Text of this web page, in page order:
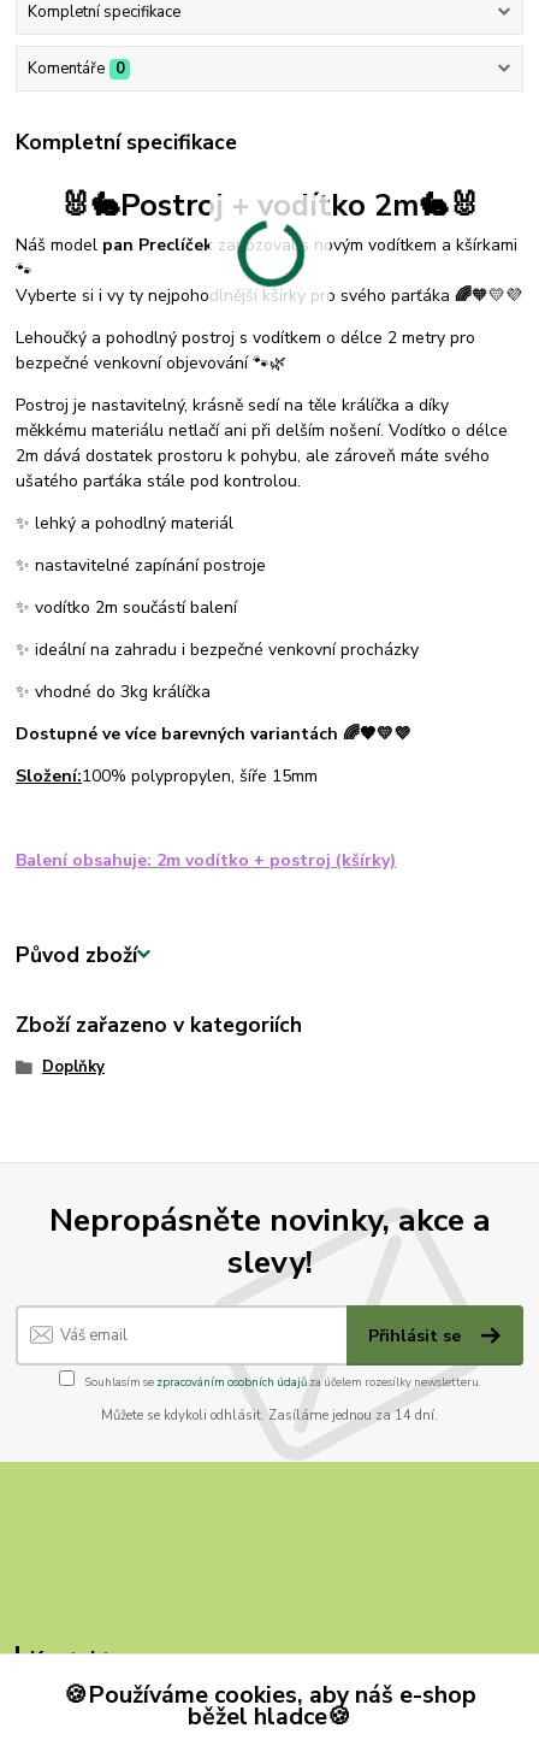
Kompletní specifikace
Komentáře 0
Kompletní specifikace
🐰🐇Postroj + vodítko 2m🐇🐰
Náš model pan Preclíček zapózoval s novým vodítkem a kšírkami
🐾
Vyberte si i vy ty nejpohodlnější kšírky pro svého parťáka🌈🧡💛💜
Lehoučký a pohodlný postroj s vodítkem o délce 2 metry pro
bezpečné venkovní objevování 🐾🌿
Postroj je nastavitelný, krásně sedí na těle králíčka a díky
měkkému materiálu netlačí ani při delším nošení. Vodítko o délce
2m dává dostatek prostoru k pohybu, ale zároveň máte svého
ušatého parťáka stále pod kontrolou.
✨ lehký a pohodlný materiál
✨ nastavitelné zapínání postroje
✨ vodítko 2m součástí balení
✨ ideální na zahradu i bezpečné venkovní procházky
✨ vhodné do 3kg králíčka
Dostupné ve více barevných variantách 🌈🧡💛💜
Složení:100% polypropylen, šíře 15mm
Balení obsahuje: 2m vodítko + postroj (kšírky)
Původ zboží
Zboží zařazeno v kategoriích
Doplňky
Nepropásněte novinky, akce a
slevy!
Přihlásit se
Souhlasím se zpracováním osobních údajůza účelem rozesílky newsletteru.
Můžete se kdykoli odhlásit. Zasíláme jednou za 14 dní.
Kontakty
ZB MILVI
+420 607 419 780
🍪Používáme cookies, aby náš e-shop
běžel hladce🍪